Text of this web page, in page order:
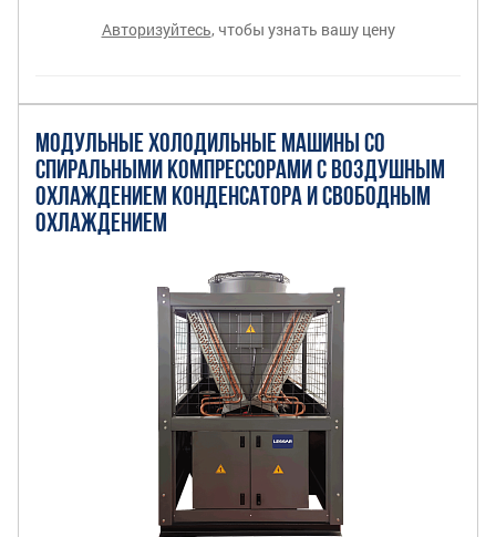
Авторизуйтесь, чтобы узнать вашу цену
МОДУЛЬНЫЕ ХОЛОДИЛЬНЫЕ МАШИНЫ СО
СПИРАЛЬНЫМИ КОМПРЕССОРАМИ С ВОЗДУШНЫМ
ОХЛАЖДЕНИЕМ КОНДЕНСАТОРА И СВОБОДНЫМ
ОХЛАЖДЕНИЕМ